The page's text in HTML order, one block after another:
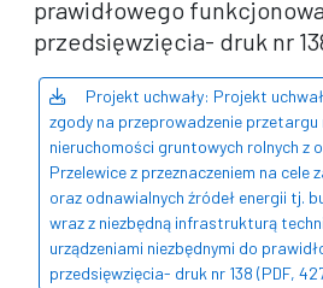
prawidłowego
przedsięwzięcia- druk nr
Projekt uchwały: Projekt
zgody na przeprowadzenie przetargu
nieruchomości gruntowych rolnych z
Przelewice z przeznaczeniem na cele
oraz odnawialnych źródeł energii tj.
wraz z niezbędną infrastrukturą
urządzeniami niezbędnymi do
przedsięwzięcia- druk nr 138 (PDF,